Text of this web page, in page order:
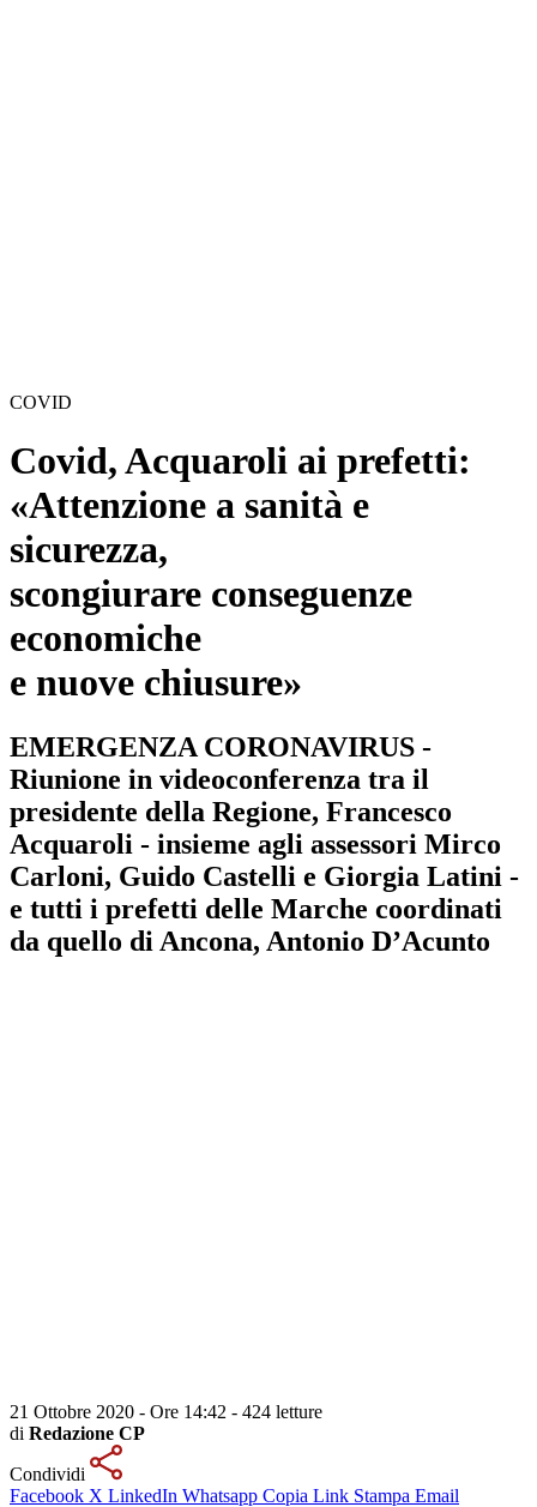
COVID
Covid, Acquaroli ai prefetti:
«Attenzione a sanità e
sicurezza,
scongiurare conseguenze
economiche
e nuove chiusure»
EMERGENZA CORONAVIRUS -
Riunione in videoconferenza tra il
presidente della Regione, Francesco
Acquaroli - insieme agli assessori Mirco
Carloni, Guido Castelli e Giorgia Latini -
e tutti i prefetti delle Marche coordinati
da quello di Ancona, Antonio D’Acunto
21 Ottobre 2020 - Ore 14:42 - 424 letture
di Redazione CP
Condividi
Facebook X LinkedIn Whatsapp Copia Link Stampa Email